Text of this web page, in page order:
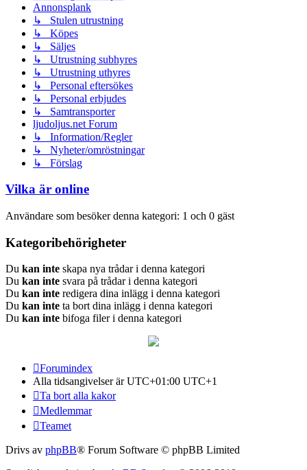
Annonsplank
↳ Stulen utrustning
↳ Köpes
↳ Säljes
↳ Utrustning subhyres
↳ Utrustning uthyres
↳ Personal eftersökes
↳ Personal erbjudes
↳ Samtransporter
ljudoljus.net Forum
↳ Information/Regler
↳ Nyheter/omröstningar
↳ Förslag
Vilka är online
Användare som besöker denna kategori: 1 och 0 gäst
Kategoribehörigheter
Du kan inte skapa nya trådar i denna kategori
Du kan inte svara på trådar i denna kategori
Du kan inte redigera dina inlägg i denna kategori
Du kan inte ta bort dina inlägg i denna kategori
Du kan inte bifoga filer i denna kategori
Forumindex
Alla tidsangivelser är UTC+01:00 UTC+1
Ta bort alla kakor
Medlemmar
Teamet
Drivs av phpBB® Forum Software © phpBB Limited